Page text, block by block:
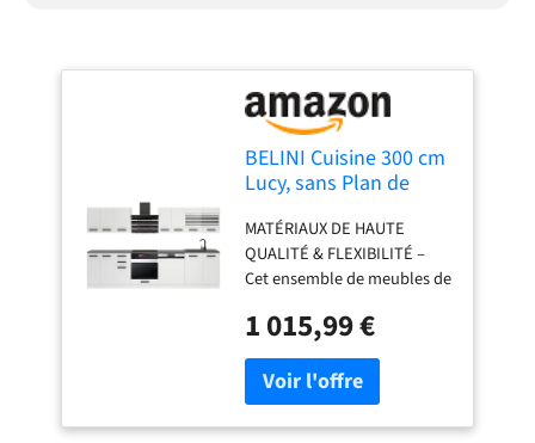
BELINI Cuisine 300 cm
Lucy, sans Plan de
MATÉRIAUX DE HAUTE
QUALITÉ & FLEXIBILITÉ –
Cet ensemble de meubles de
panneaux décoratifs
Econatura durables, séduit
par sa stabilité et sa finition
haut de gamme. Tous les
éléments sont modulables
1 015,99 €